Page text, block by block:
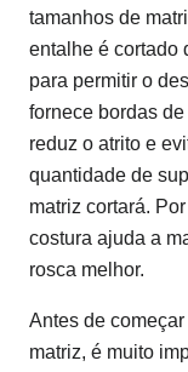
tamanhos de
entalhe é cortado
para permitir o
fornece bordas
reduz o atrito e
quantidade de
matriz cortará.
costura ajuda a
rosca melhor.
Antes de
matriz, é muito